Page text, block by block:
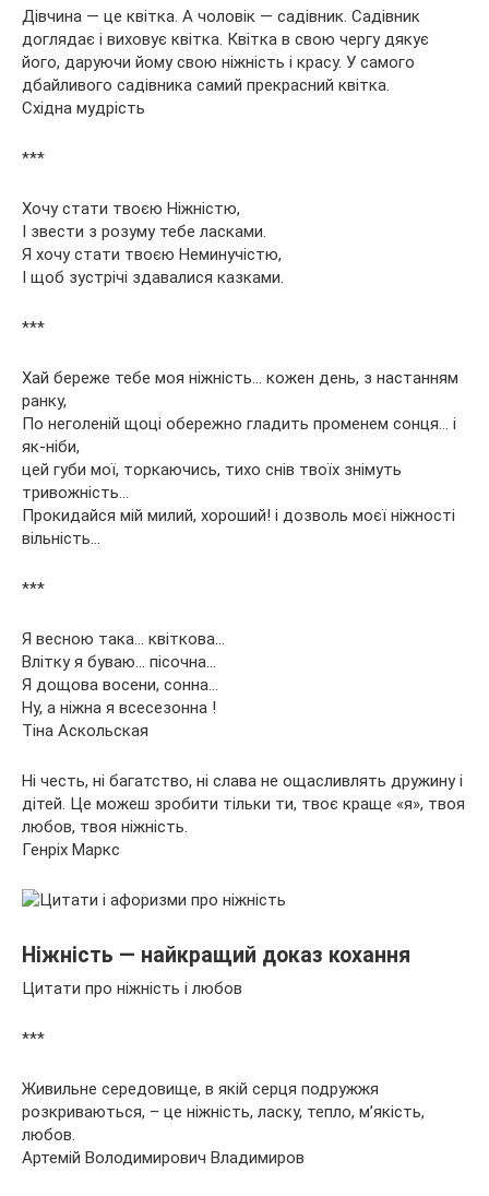
Дівчина — це квітка. А чоловік — садівник. Садівник
доглядає і виховує квітка. Квітка в свою чергу дякує
його, даруючи йому свою ніжність і красу. У самого
дбайливого садівника самий прекрасний квітка.
Східна мудрість
***
Хочу стати твоєю Ніжністю,
І звести з розуму тебе ласками.
Я хочу стати твоєю Неминучістю,
І щоб зустрічі здавалися казками.
***
Хай береже тебе моя ніжність… кожен день, з настанням
ранку,
По неголеній щоці обережно гладить променем сонця… і
як-ніби,
цей губи мої, торкаючись, тихо снів твоїх знімуть
тривожність…
Прокидайся мій милий, хороший! і дозволь моєї ніжності
вільність…
***
Я весною така… квіткова…
Влітку я буваю… пісочна…
Я дощова восени, сонна…
Ну, а ніжна я всесезонна !
Тіна Аскольская
Ні честь, ні багатство, ні слава не ощасливлять дружину і
дітей. Це можеш зробити тільки ти, твоє краще «я», твоя
любов, твоя ніжність.
Генріх Маркс
Ніжність — найкращий доказ кохання
Цитати про ніжність і любов
***
Живильне середовище, в якій серця подружжя
розкриваються, – це ніжність, ласку, тепло, м’якість,
любов.
Артемій Володимирович Владимиров